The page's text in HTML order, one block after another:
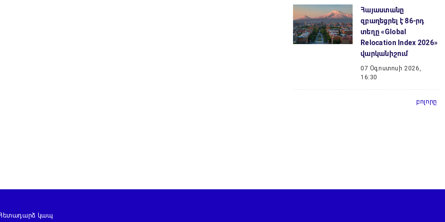
Հայաստանը
զբաղեցրել է 86-րդ
տեղը «Global
Relocation Index 2026»
վարկանիշում
07 Օգոստոսի 2026,
16:30
բոլորը
կապ